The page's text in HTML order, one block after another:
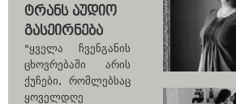
ᲢᲠᲐᲜᲡ ᲐᲣᲓᲘᲝ
ᲒᲐᲡᲔᲘᲠᲜᲔᲑᲐ
"ყველა ჩვენგანის
ცხოვრებაში არის
ქუჩები, რომლებსაც
ყოველდღე